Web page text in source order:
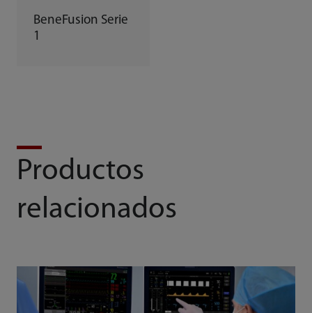
BeneFusion Serie
1
Productos
relacionados